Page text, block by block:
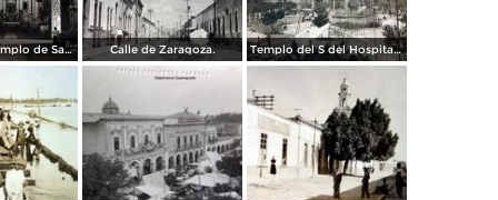
Interior del Templo de San Agustin. Calle de Zaragoza. Templo del S del Hospital ( Circulada el 19 de Enero de 1913 ).